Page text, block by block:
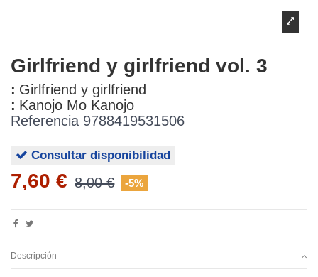
Girlfriend y girlfriend vol. 3
: Girlfriend y girlfriend
: Kanojo Mo Kanojo
Referencia 9788419531506
Consultar disponibilidad
7,60 € 8,00 € -5%
Descripción